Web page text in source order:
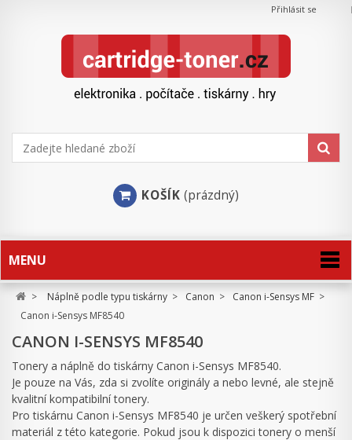
Přihlásit se
KOŠÍK (prázdný)
MENU
> Náplně podle typu tiskárny > Canon > Canon i-Sensys MF >
Canon i-Sensys MF8540
CANON I-SENSYS MF8540
Tonery a náplně do tiskárny Canon i-Sensys MF8540.
Je pouze na Vás, zda si zvolíte originály a nebo levné, ale stejně
kvalitní kompatibilní tonery.
Pro tiskárnu Canon i-Sensys MF8540 je určen veškerý spotřební
materiál z této kategorie. Pokud jsou k dispozici tonery o menší